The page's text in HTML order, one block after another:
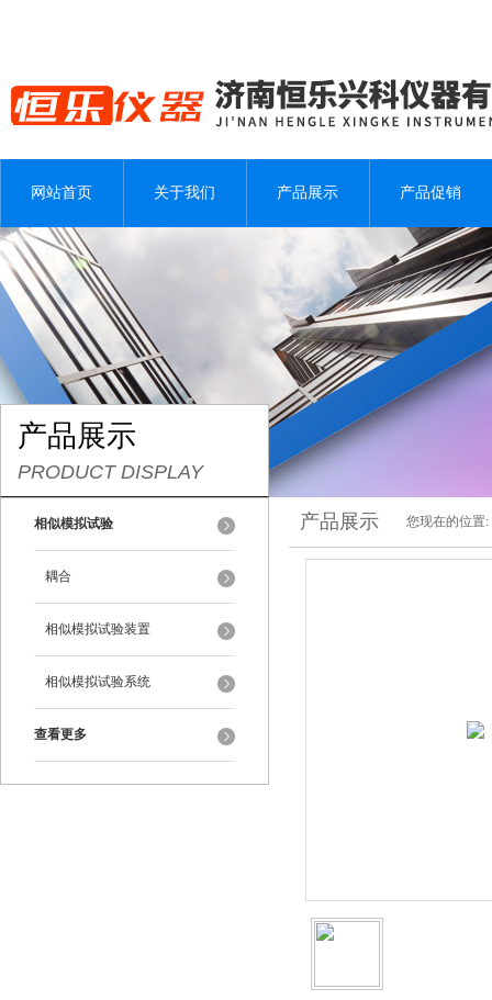
网站首页 关于我们 产品展示 产品促销
产品展示
PRODUCT DISPLAY
相似模拟试验
耦合
相似模拟试验装置
相似模拟试验系统
查看更多
产品展示 您现在的位置: